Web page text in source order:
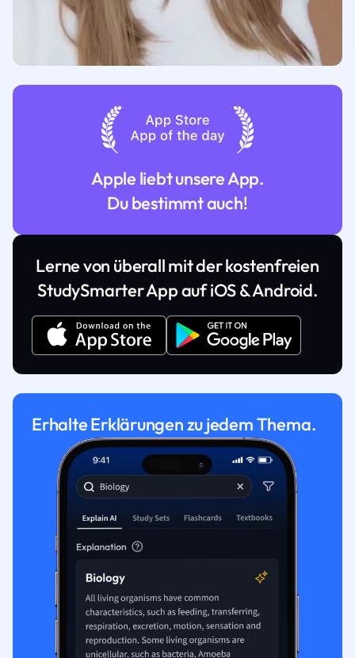
Apple liebt unsere App.
Du bestimmt auch!
Lerne von überall mit der kostenfreien
StudySmarter App auf iOS & Android.
Erhalte Erklärungen zu jedem Thema.